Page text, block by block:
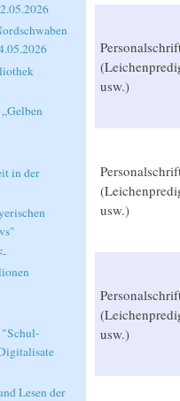
usw.)
usw.)
usw.)
in der
Lesen der